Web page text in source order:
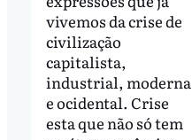
vivemos da crise de
civilização
capitalista,
industrial, moderna
e ocidental. Crise
esta que não só tem